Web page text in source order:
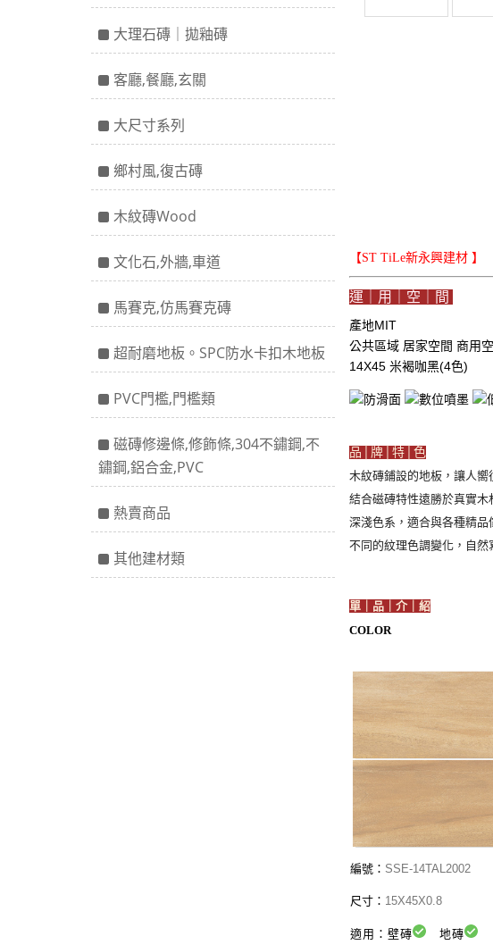
大理石磚｜拋釉磚
客廳,餐廳,玄關
大尺寸系列
鄉村風,復古磚
木紋磚Wood
文化石,外牆,車道
馬賽克,仿馬賽克磚
超耐磨地板。SPC防水卡扣木地板
PVC門檻,門檻類
磁磚修邊條,修飾條,304不鏽鋼,不
鏽鋼,鋁合金,PVC
熱賣商品
其他建材類
【ST TiLe新永興建材 】
運｜用｜空｜間
產地MIT
公共區域 居家空間商用
14X45 米褐咖黑(4色)
品│牌│特│色
木紋磚鋪設的地板，讓人嚮
結合磁磚特性遠勝於真實木
深淺色系，適合與各種精品
不同的紋理色調變化，自
單｜品｜介｜紹
COLOR
編號： SSE-14TAL2002
尺寸： 15X45X0.8
適用：壁磚 地磚